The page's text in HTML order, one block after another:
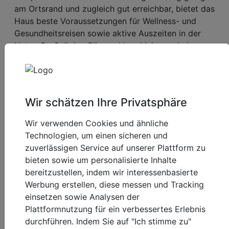
am Ortsrand und zugleich gut erreichbar, bietet das
Haus beste Voraussetzungen für Wellness- und
Gesundheitsreisen sowie aktive Auszeiten in der
Natur. Großzügige Räume, klare Linien und eine
Gäste vom ersten Moment an in dem 4-Sterne-
sich bewusst zurückzuziehen und den Alltag hinter
sich zu lassen.
Besonderes Herzstück des Hauses ist die weitläufige
Wellness- und Fitnesslandschaft, die über einen
bequemen Bademantelgang direkt vom Zimmer aus
erreichbar ist. Auf rund 4.500 Quadratmetern
erwartet Sie eine entspannende Vielfalt aus
wohltuenden Wasserbereichen, unterschiedlichen
Saunen und stilvoll gestalteten Ruhezonen. Belebende
Wir schätzen Ihre Privatsphäre
Wir verwenden Cookies und ähnliche
Technologien, um einen sicheren und
zuverlässigen Service auf unserer Plattform zu
bieten sowie um personalisierte Inhalte
bereitzustellen, indem wir interessenbasierte
Werbung erstellen, diese messen und Tracking
einsetzen sowie Analysen der
Plattformnutzung für ein verbessertes Erlebnis
durchführen. Indem Sie auf "Ich stimme zu"